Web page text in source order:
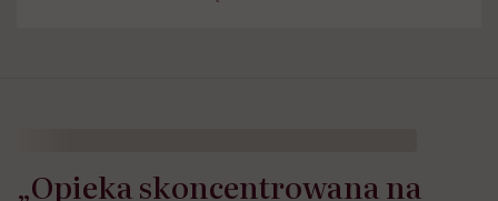
„Opieka skoncentrowana na